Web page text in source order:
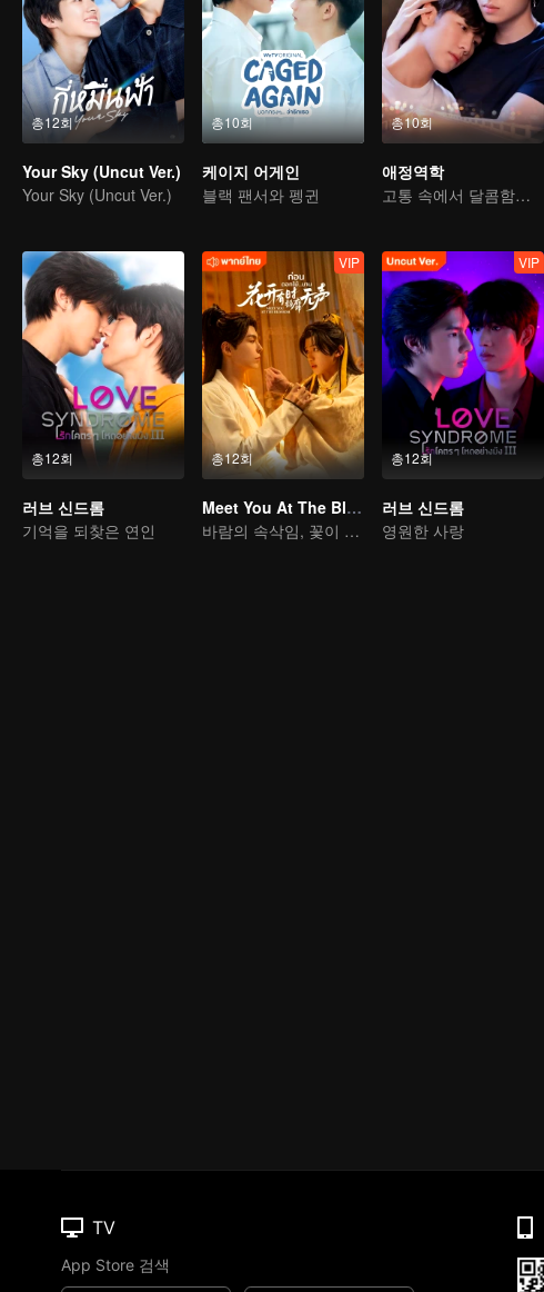
총12회
Your Sky (Uncut Ver.)
Your Sky (Uncut Ver.)
총10회
케이지 어게인
블랙 팬서와 펭귄
총10회
애정역학
고통 속에서 달콤함을 찾은 사랑 여행
총12회
러브 신드롬
기억을 되찾은 연인
총12회
VIP
Meet You At The Blossom
바람의 속삭임, 꽃이 피는 날까지
총12회
VIP
러브 신드롬
영원한 사랑
TV
App Store 검색